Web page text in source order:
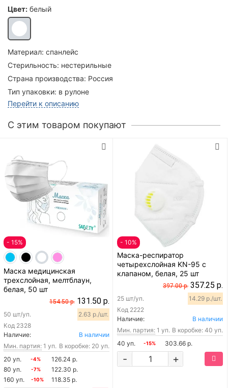
Цвет: белый
Материал: спанлейс
Стерильность: нестерильные
Страна производства: Россия
Тип упаковки: в рулоне
Перейти к описанию
C этим товаром покупают
- 15%
Маска медицинская
трехслойная, мелтблаун,
белая, 50 шт
154.50 р. 131.50 р.
Код 2328
50 шт/уп. 2.63 р./шт.
Наличие:
В наличии
Мин. партия: 1 уп. В коробке: 20 уп.
20 уп.
-4%
126.24 р.
80 уп.
-7%
122.30 р.
160 уп.
-10% 118.35 р.
- 10%
Маска-респиратор
четырехслойная KN-95 с
клапаном, белая, 25 шт
397.00 р. 357.25 р.
Код 2222
25 шт/уп. 14.29 р./шт.
Наличие:
В наличии
Мин. партия: 1 уп. В коробке: 40 уп.
40 уп.
-15% 303.66 р.
+
-